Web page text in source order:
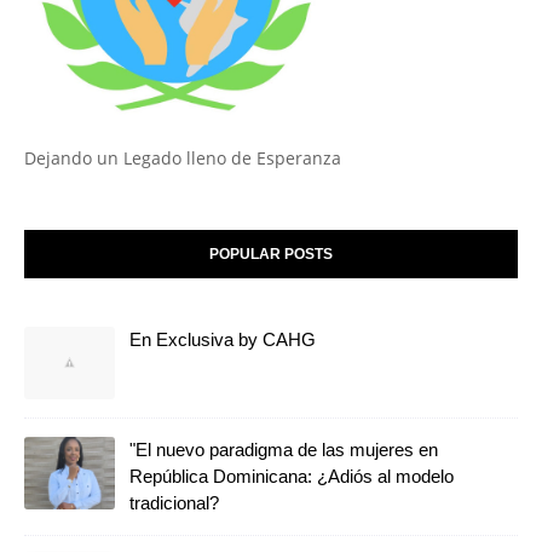
Dejando un Legado lleno de Esperanza
POPULAR POSTS
En Exclusiva by CAHG
"El nuevo paradigma de las mujeres en
República Dominicana: ¿Adiós al modelo
tradicional?